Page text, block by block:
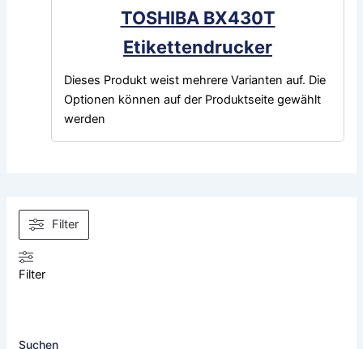
Filter
Filter
Suchen
TOSHIBA BX430T
Etikettendrucker
Dieses Produkt weist mehrere Varianten auf. Die
Optionen können auf der Produktseite gewählt
werden